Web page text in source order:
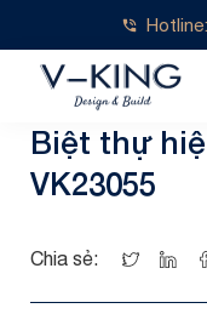
Biệt thự
VK23055
Chia sẻ: